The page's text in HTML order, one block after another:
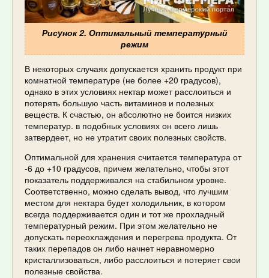
Рисунок 2. Оптимальный температурный
режим
В некоторых случаях допускается хранить продукт при
комнатной температуре (не более +20 градусов),
однако в этих условиях нектар может расслоиться и
потерять большую часть витаминов и полезных
веществ. К счастью, он абсолютно не боится низких
температур. в подобных условиях он всего лишь
затвердеет, но не утратит своих полезных свойств.
Оптимальной для хранения считается температура от
-6 до +10 градусов, причем желательно, чтобы этот
показатель поддерживался на стабильном уровне.
Соответственно, можно сделать вывод, что лучшим
местом для нектара будет холодильник, в котором
всегда поддерживается один и тот же прохладный
температурный режим. При этом желательно не
допускать переохлаждения и перегрева продукта. От
таких перепадов он либо начнет неравномерно
кристаллизоваться, либо расслоиться и потеряет свои
полезные свойства.